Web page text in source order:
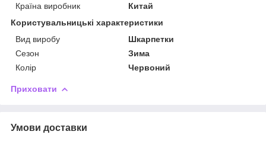
Країна виробник
Китай
Користувальницькі характеристики
Вид виробу
Шкарпетки
Сезон
Зима
Колір
Червоний
Приховати
Умови доставки